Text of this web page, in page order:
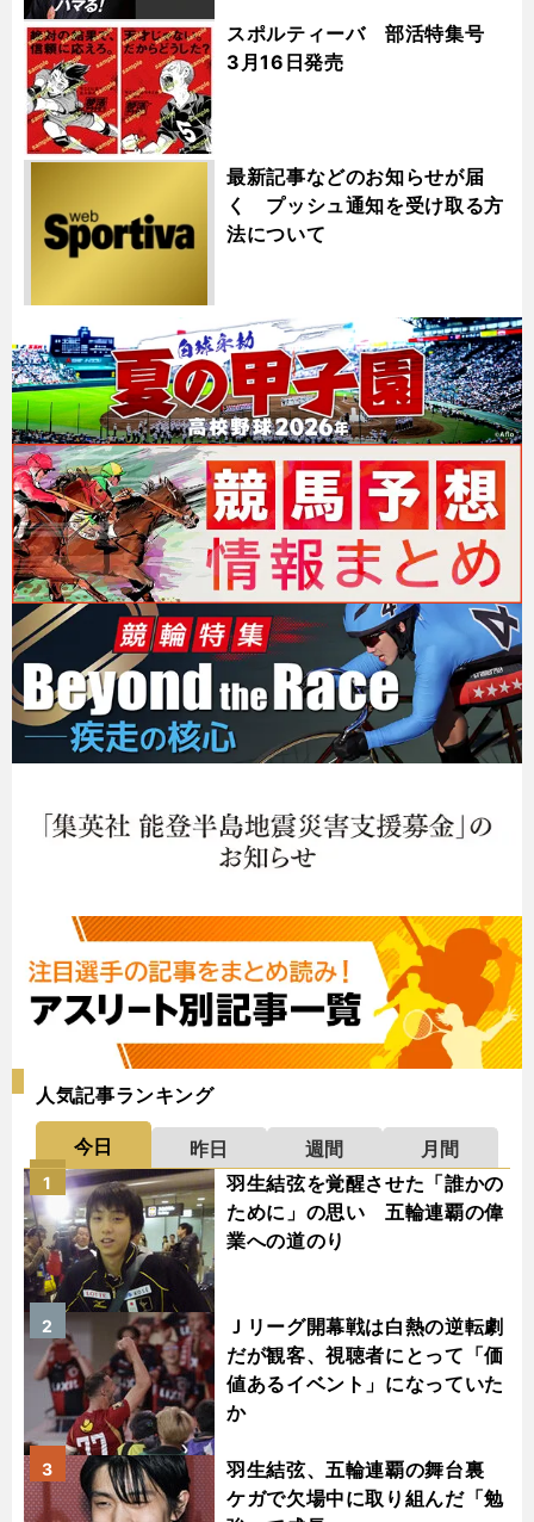
スポルティーバ 部活特集号
3月16日発売
最新記事などのお知らせが届
く プッシュ通知を受け取る方
法について
人気記事ランキング
今日 昨日 週間
月間
羽生結弦を覚醒させた「誰かの
ために」の思い 五輪連覇の偉
業への道のり
1
Ｊリーグ開幕戦は白熱の逆転劇
だが観客、視聴者にとって「価
値あるイベント」になっていた
か
2
羽生結弦、五輪連覇の舞台裏
ケガで欠場中に取り組んだ「勉
3